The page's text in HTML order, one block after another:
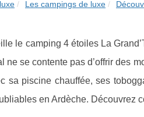
Les campings de luxe
le camping 4 étoiles La
ne se contente pas d’offrir des
sa piscine chauffée, ses
en Ardèche. Découvrez